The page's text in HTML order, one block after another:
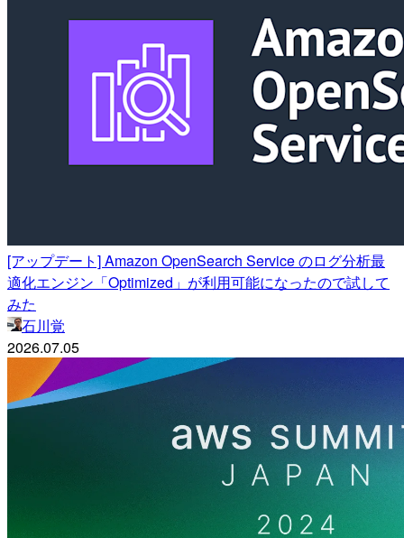
[アップデート] Amazon OpenSearch Service のログ分析最
適化エンジン「Optimized」が利用可能になったので試して
みた
石川覚
2026.07.05